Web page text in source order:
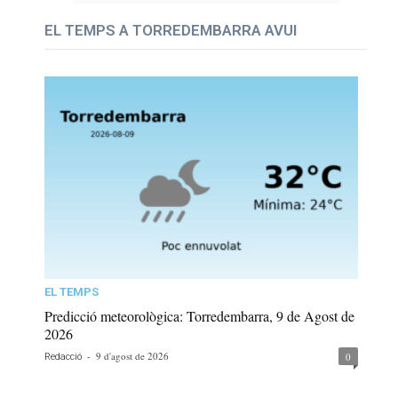
EL TEMPS A TORREDEMBARRA AVUI
EL TEMPS
Predicció meteorològica: Torredembarra, 9 de Agost de
2026
Redacció - 9 d'agost de 2026 0